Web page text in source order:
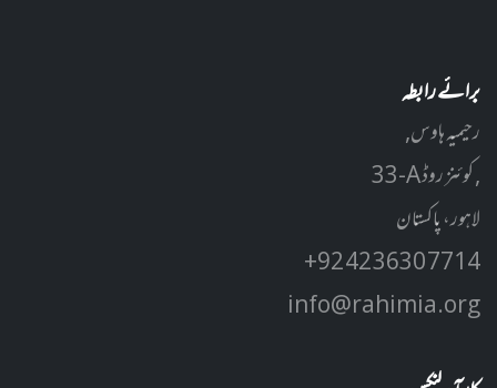
برائے رابطہ
رحیمیہ ہاوس,
33-A کوئنز روڈ ,
لاہور، پاکستان
+92 42 3630 7714
info@rahimia.org